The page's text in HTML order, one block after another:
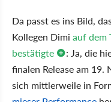
Da passt es ins Bild,
Kollegen Dimi auf dem
bestätigte
: Ja, die
finalen Release am
sich mittlerweile in